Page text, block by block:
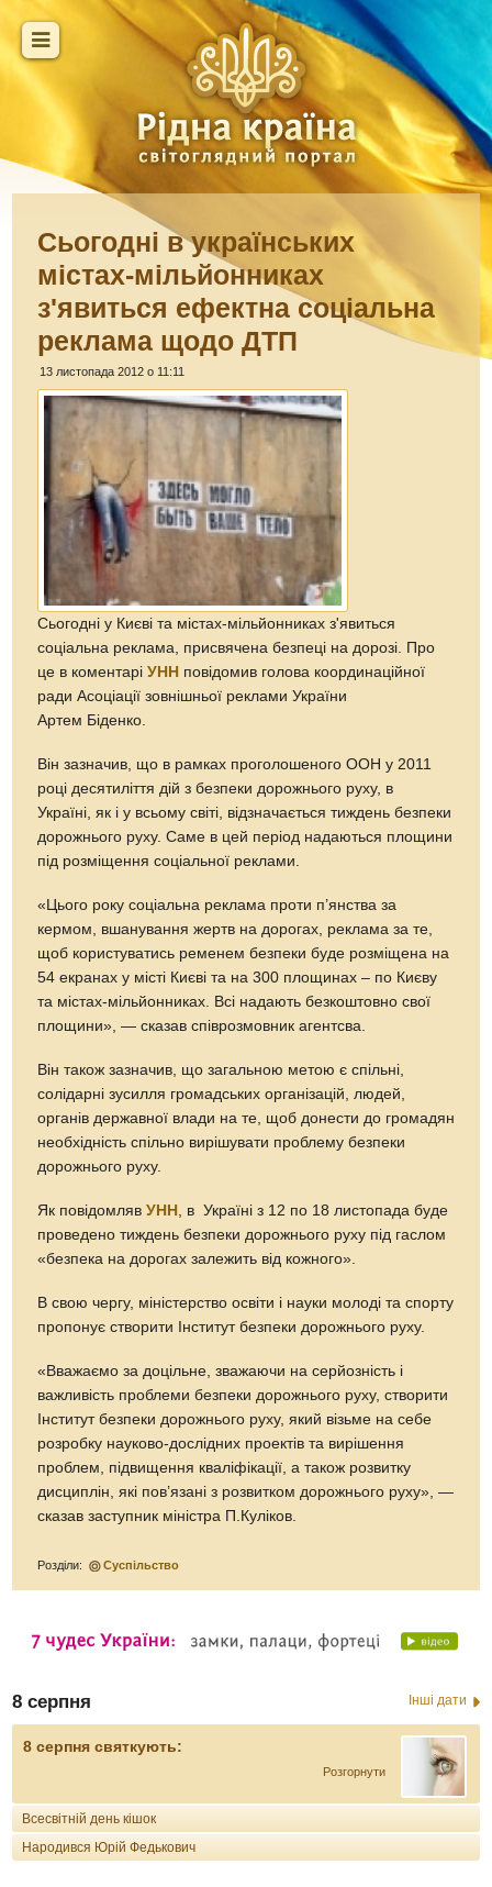
Сьогодні в українських
містах-мільйонниках
з'явиться ефектна соціальна
реклама щодо ДТП
13 листопада 2012 о 11:11
Сьогодні у Києві та містах-мільйонниках з'явиться
соціальна реклама, присвячена безпеці на дорозі. Про
це в коментаріУНН повідомив голова координаційної
ради Асоціації зовнішньої реклами України
Артем Біденко.
Він зазначив, що в рамках проголошеного ООН у 2011
році десятиліття дій з безпеки дорожнього руху, в
Україні, як і у всьому світі, відзначається тиждень безпеки
дорожнього руху. Саме в цей період надаються площини
під розміщення соціальної реклами.
«Цього року соціальна реклама проти п’янства за
кермом, вшанування жертв на дорогах, реклама за те,
щоб користуватись ременем безпеки буде розміщена на
54 екранах у місті Києві та на 300 площинах – по Києву
та містах-мільйонниках. Всі надають безкоштовно свої
площини», — сказав співрозмовник агентсва.
Він також зазначив, що загальною метою є спільні,
солідарні зусилля громадських організацій, людей,
органів державної влади на те, щоб донести до громадян
необхідність спільно вирішувати проблему безпеки
дорожнього руху.
Як повідомлявУНН , в Україні з 12 по 18 листопада буде
проведено тиждень безпеки дорожнього руху під гаслом
«безпека на дорогах залежить від кожного».
В свою чергу, міністерство освіти і науки молоді та спорту
пропонує створити Інститут безпеки дорожнього руху.
«Вважаємо за доцільне, зважаючи на серйозність і
важливість проблеми безпеки дорожнього руху, створити
Інститут безпеки дорожнього руху, який візьме на себе
розробку науково-дослідних проектів та вирішення
проблем, підвищення кваліфікації, а також розвитку
дисциплін, які пов’язані з розвитком дорожнього руху», —
сказав заступник міністра П.Куліков.
Розділи: Суспільство
8 серпня Інші дати
8 серпня святкують:
Розгорнути
Всесвітній день кішок
Народився Юрій Федькович